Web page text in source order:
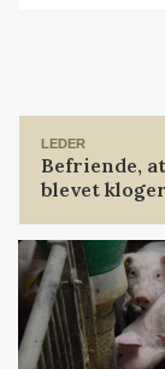
LEDER
Befriende,
blevet